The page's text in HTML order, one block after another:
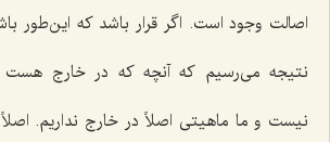
اصالت وجود است. اگر قرار باشد که این‌طور
نتیجه می‌رسیم که آنچه که در خارج هست
نیست و ما ماهیتی اصلاً در خارج نداریم.